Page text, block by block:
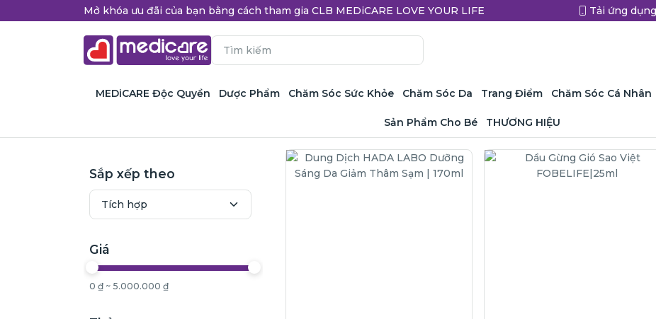
Mở khóa ưu đãi của bạn bằng cách tham gia CLB MEDiCARE LOVE YOUR LIFE Tải ứng dụng
MEDiCARE Độc Quyền Dược Phẩm Chăm Sóc Sức Khỏe Chăm Sóc Da Trang Điểm Chăm Sóc Cá Nhân
Sản Phẩm Cho Bé THƯƠNG HIỆU
Sắp xếp theo
Giá
0 ₫ ~ 5.000.000 ₫